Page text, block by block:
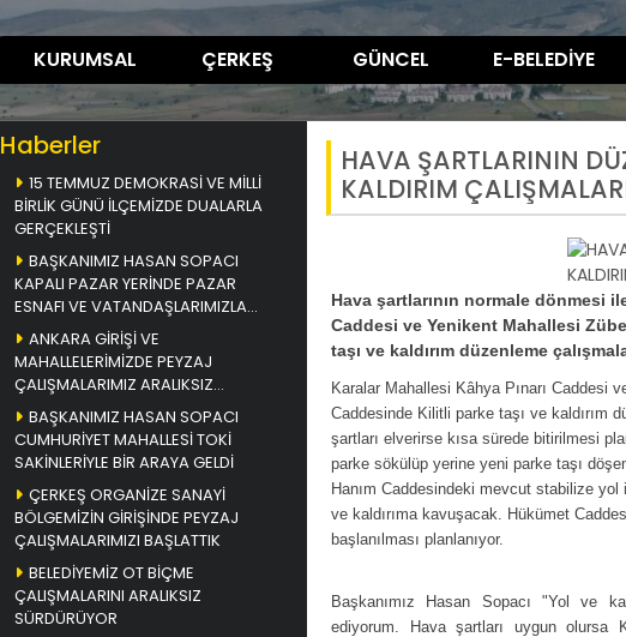
KURUMSAL ÇERKEŞ GÜNCEL E-BELEDİYE
Haberler
15 TEMMUZ DEMOKRASİ VE MİLLİ
BİRLİK GÜNÜ İLÇEMİZDE DUALARLA
GERÇEKLEŞTİ
BAŞKANIMIZ HASAN SOPACI
KAPALI PAZAR YERİNDE PAZAR
ESNAFI VE VATANDAŞLARIMIZLA
BİR ARAYA GELDİ
ANKARA GİRİŞİ VE
MAHALLELERİMİZDE PEYZAJ
ÇALIŞMALARIMIZ ARALIKSIZ
DEVAM EDİYOR
BAŞKANIMIZ HASAN SOPACI
CUMHURİYET MAHALLESİ TOKİ
SAKİNLERİYLE BİR ARAYA GELDİ
ÇERKEŞ ORGANİZE SANAYİ
BÖLGEMİZİN GİRİŞİNDE PEYZAJ
ÇALIŞMALARIMIZI BAŞLATTIK
BELEDİYEMİZ OT BİÇME
ÇALIŞMALARINI ARALIKSIZ
SÜRDÜRÜYOR
HAVA ŞARTLARININ
KALDIRIM
Hava şartlarının normale dönmesi
Caddesi ve Yenikent Mahallesi
taşı ve kaldırım düzenleme
Karalar Mahallesi Kâhya Pınarı Caddesi
Caddesinde Kilitli parke taşı ve kaldırım
şartları elverirse kısa sürede bitirilmesi
parke sökülüp yerine yeni parke taşı
Hanım Caddesindeki mevcut stabilize
ve kaldırıma kavuşacak. Hükümet
başlanılması planlanıyor.
Başkanımız Hasan Sopacı "Yol ve
ediyorum. Hava şartları uygun olursa